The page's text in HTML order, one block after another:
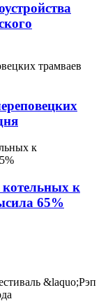
котельных к
65%